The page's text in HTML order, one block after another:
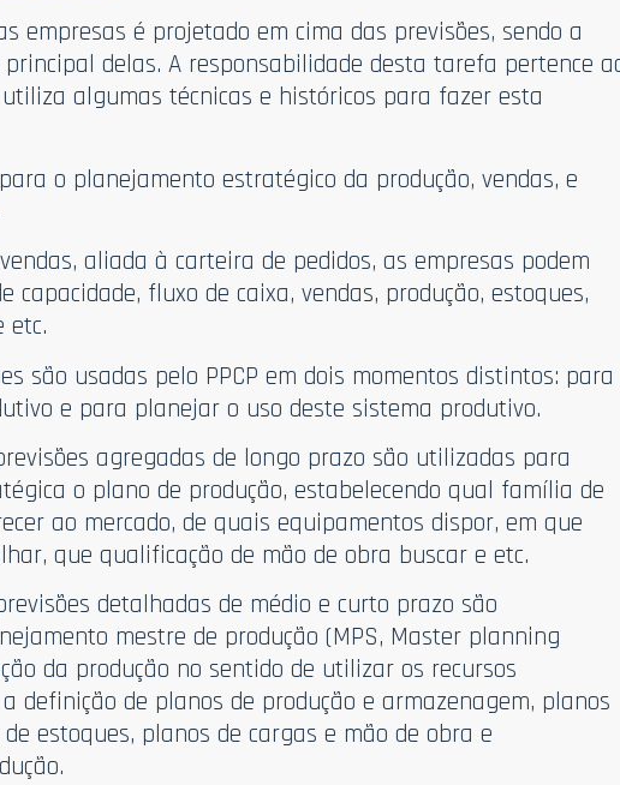
empresas é projetado em cima das previsões, sendo a
delas. A responsabilidade desta tarefa pertence
algumas técnicas e históricos para fazer esta
o planejamento estratégico da produção, vendas, e
aliada à carteira de pedidos, as empresas podem
capacidade, fluxo de caixa, vendas, produção, estoques,
etc.
são usadas pelo PPCP em dois momentos distintos: para
e para planejar o uso deste sistema produtivo.
agregadas de longo prazo são utilizadas para
o plano de produção, estabelecendo qual família de
ao mercado, de quais equipamentos dispor, em que
que qualificação de mão de obra buscar e etc.
detalhadas de médio e curto prazo são
mestre de produção (MPS, Master planning
da produção no sentido de utilizar os recursos
definição de planos de produção e armazenagem, planos
estoques, planos de cargas e mão de obra e